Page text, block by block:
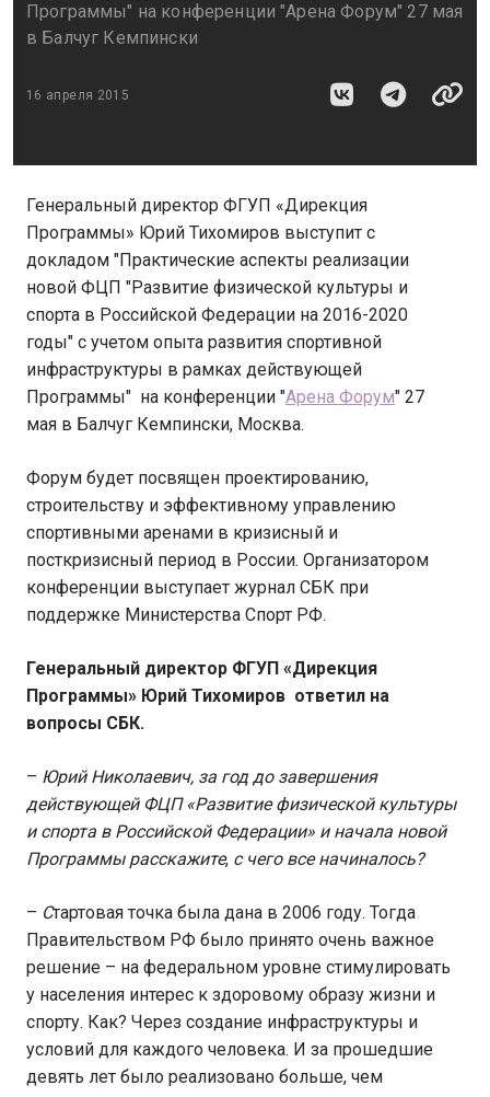
Программы" на конференции "Арена Форум" 27 мая
в Балчуг Кемпински
16 апреля 2015
Генеральный директор ФГУП «Дирекция
Программы» Юрий Тихомиров выступит с
докладом "Практические аспекты реализации
новой ФЦП "Развитие физической культуры и
спорта в Российской Федерации на 2016-2020
годы" с учетом опыта развития спортивной
инфраструктуры в рамках действующей
Программы" на конференции "Арена Форум" 27
мая в Балчуг Кемпински, Москва.
Форум будет посвящен проектированию,
строительству и эффективному управлению
спортивными аренами в кризисный и
посткризисный период в России. Организатором
конференции выступает журнал СБК при
поддержке Министерства Спорт РФ.
Генеральный директор ФГУП «Дирекция
Программы» Юрий Тихомиров ответил на
вопросы СБК.
– Юрий Николаевич, за год до завершения
действующей ФЦП «Развитие физической культуры
и спорта в Российской Федерации» и начала новой
Программы расскажите, с чего все начиналось?
– Стартовая точка была дана в 2006 году. Тогда
Правительством РФ было принято очень важное
решение – на федеральном уровне стимулировать
у населения интерес к здоровому образу жизни и
спорту. Как? Через создание инфраструктуры и
условий для каждого человека. И за прошедшие
девять лет было реализовано больше, чем